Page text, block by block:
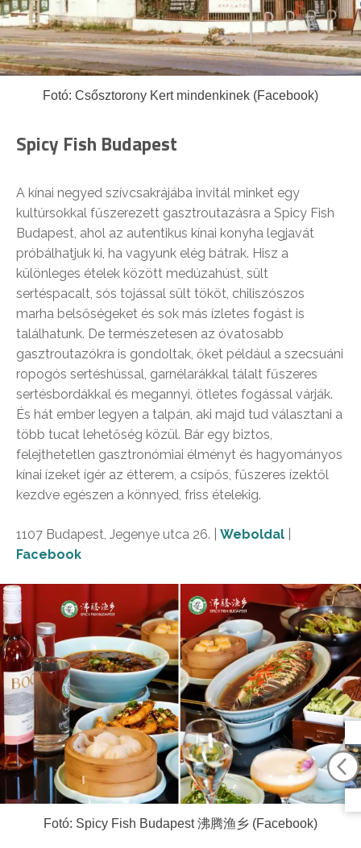
Fotó: Csősztorony Kert mindenkinek (Facebook)
Spicy Fish Budapest
A kínai negyed szívcsakrájába invitál minket egy
kultúrsokkal fűszerezett gasztroutazásra a Spicy Fish
Budapest, ahol az autentikus kínai konyha legjavát
próbálhatjuk ki, ha vagyunk elég bátrak. Hisz a
különleges ételek között medúzahúst, sült
sertéspacalt, sós tojással sült tököt, chiliszószos
marha belsőségeket és sok más ízletes fogást is
találhatunk. De természetesen az óvatosabb
gasztroutazókra is gondoltak, őket például a szecsuáni
ropogós sertéshússal, garnélarákkal tálalt fűszeres
sertésbordákkal és megannyi, ötletes fogással várják.
És hát ember legyen a talpán, aki majd tud választani a
több tucat lehetőség közül. Bár egy biztos,
felejthetetlen gasztronómiai élményt és hagyományos
kínai ízeket ígér az étterem, a csípős, fűszeres ízektől
kezdve egészen a könnyed, friss ételekig.
1107 Budapest, Jegenye utca 26. | Weboldal
Facebook
Fotó: Spicy Fish Budapest 沸腾渔乡 (Facebook)